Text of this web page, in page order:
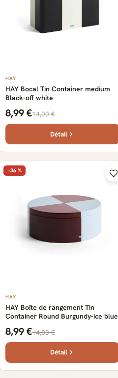
HAY
HAY Bocal Tin Container medium
Black-off white
8,99 €14,00 €
Détail
−36 %
HAY
HAY Boîte de rangement Tin
Container Round Burgundy-ice blue
8,99 €14,00 €
Détail